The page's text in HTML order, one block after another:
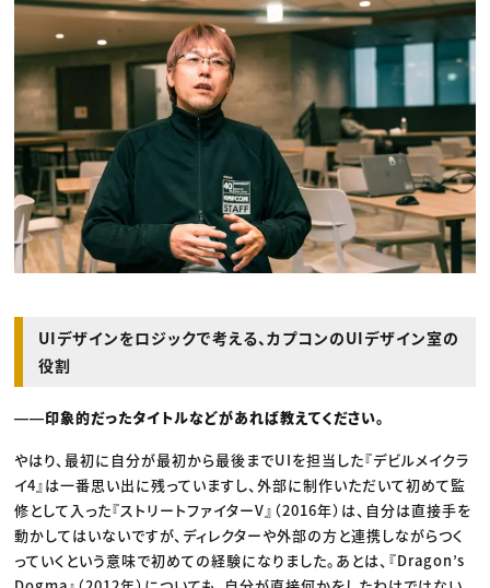
UIデザインをロジックで考える、カプコンのUIデザイン室の
役割
――印象的だったタイトルなどがあれば教えてください。
やはり、最初に自分が最初から最後までUIを担当した『デビルメイクラ
イ4』は一番思い出に残っていますし、外部に制作いただいて初めて監
修として入った『ストリートファイターV』（2016年）は、自分は直接手を
動かしてはいないですが、ディレクターや外部の方と連携しながらつく
っていくという意味で初めての経験になりました。あとは、『Dragon’s